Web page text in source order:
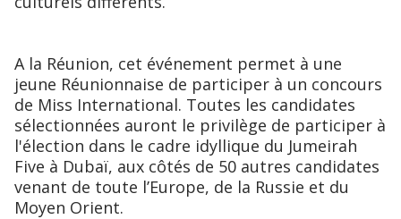
A la Réunion, cet événement permet à une
jeune Réunionnaise de participer à un concours
de Miss International. Toutes les candidates
sélectionnées auront le privilège de participer à
l'élection dans le cadre idyllique du Jumeirah
Five à Dubaï, aux côtés de 50 autres candidates
venant de toute l’Europe, de la Russie et du
Moyen Orient.